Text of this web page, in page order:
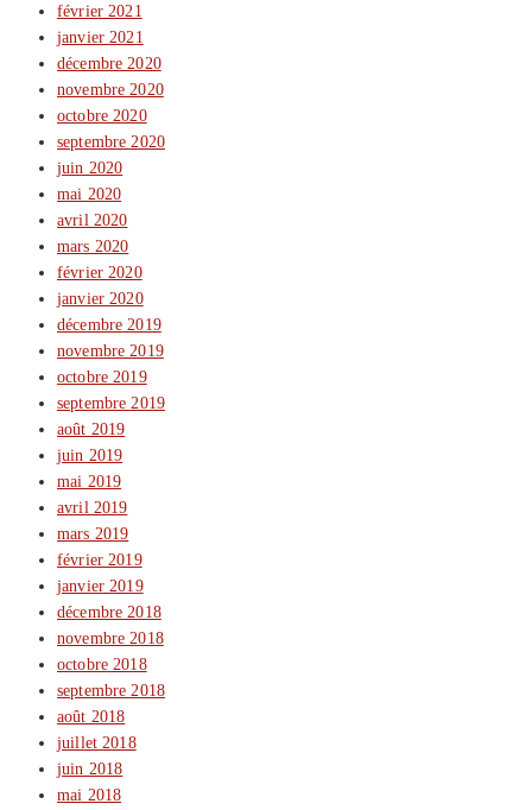
février 2021
janvier 2021
décembre 2020
novembre 2020
octobre 2020
septembre 2020
juin 2020
mai 2020
avril 2020
mars 2020
février 2020
janvier 2020
décembre 2019
novembre 2019
octobre 2019
septembre 2019
août 2019
juin 2019
mai 2019
avril 2019
mars 2019
février 2019
janvier 2019
décembre 2018
novembre 2018
octobre 2018
septembre 2018
août 2018
juillet 2018
juin 2018
mai 2018